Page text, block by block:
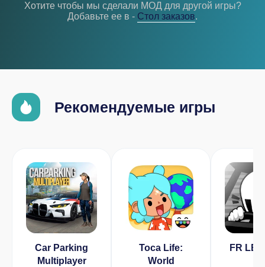
Хотите чтобы мы сделали МОД для другой игры?
Добавьте ее в - Cтол заказов.
Рекомендуемые игры
Car Parking
Multiplayer
Toca Life:
World
FR